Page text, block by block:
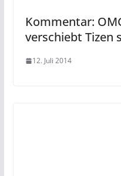
Kommentar:
verschiebt Tizen
12. Juli 2014